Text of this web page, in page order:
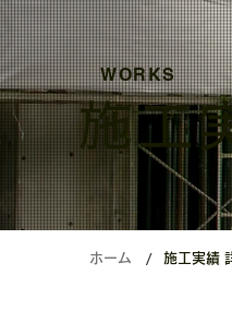
WORKS
施工
ホーム / 施工実績